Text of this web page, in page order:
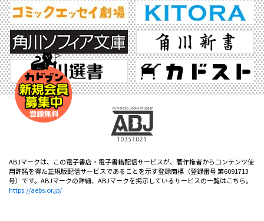
ABJマークは、この電子書店・電子書籍配信サービスが、著作権者からコンテンツ使
用許諾を得た正規版配信サービスであることを示す登録商標（登録番号 第6091713
号）です。ABJマークの詳細、ABJマークを掲示しているサービスの一覧はこちら。
https://aebs.or.jp/